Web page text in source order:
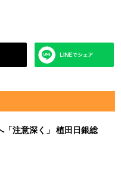
「注意深く」 植田日銀総